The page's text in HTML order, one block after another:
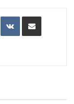
VKontakteCompartir por correo